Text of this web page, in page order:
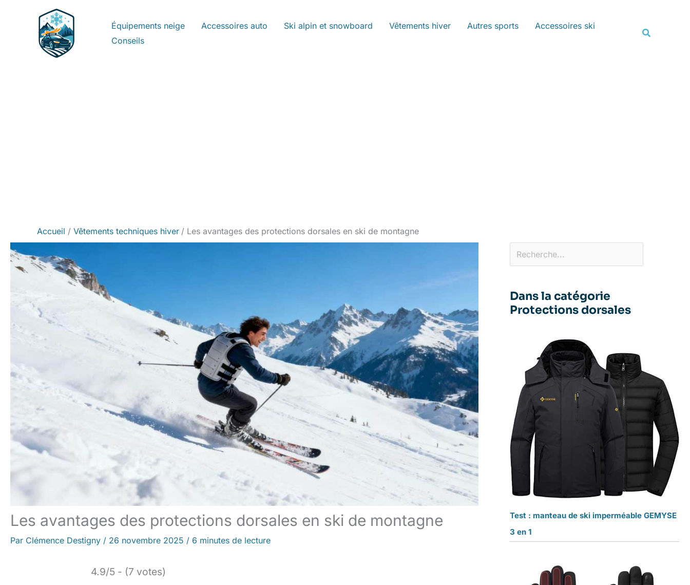
Équipements neige Accessoires auto Ski alpin et snowboard Vêtements hiver Autres sports
Accessoires ski
Conseils
Accueil Vêtements techniques hiver Les avantages des protections dorsales en ski de montagne
Les avantages des protections dorsales en ski de montagne
Par Clémence Destigny / 26 novembre 2025 / 6 minutes de lecture
4.9/5 - (7 votes)
Dans la catégorie
Protections dorsales
Test : manteau de ski imperméable GEMYSE
3 en 1